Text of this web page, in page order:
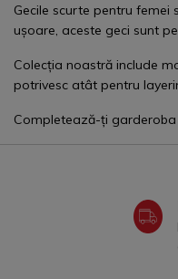
Gecile scurte pentru
ușoare, aceste geci sunt
Colecția noastră include
potrivesc atât pentru
Completează-ți